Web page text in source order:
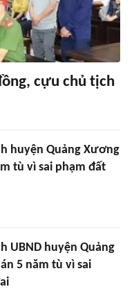
cựu chủ tịch
huyện Quảng Xương
tù vì sai phạm đất
UBND huyện Quảng
5 năm tù vì sai